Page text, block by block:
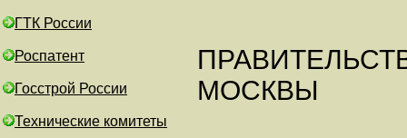
ГТК России
Роспатент
Госстрой России
Технические комитеты
МОСКВЫ